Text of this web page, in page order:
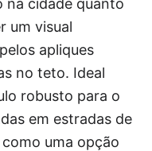
na cidade quanto
um visual
apliques
no teto. Ideal
robusto para o
em estradas de
uma opção